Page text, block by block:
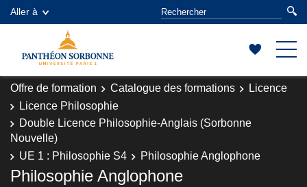
Aller à
Offre de formation Catalogue des formations
Licence
Licence Philosophie
Double Licence Philosophie-Anglais (Sorbonne
Nouvelle)
UE 1 : Philosophie S4
Philosophie Anglophone
Philosophie Anglophone